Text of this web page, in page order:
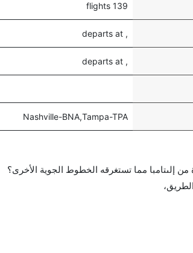
139 flights
, departs at
, departs at
Nashville-BNA,Tampa-TPA